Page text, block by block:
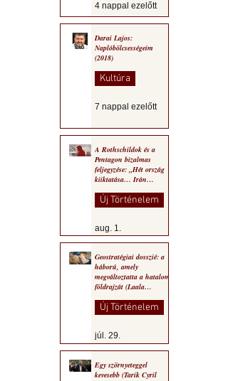
4 nappal ezelőtt
Darai Lajos:
Naplóbölcsességeim
(2018)
Kultúra
7 nappal ezelőtt
A Rothschildok és a
Pentagon bizalmas
feljegyzése: „Hét ország
kiiktatása… Irán
Új Történelem
aug. 1.
Geostratégiai dosszié: a
háború, amely
megváltoztatta a hatalom
földrajzát (Laala
Új Történelem
júl. 29.
Egy szörnyeteggel
kevesebb (Tarik Cyril